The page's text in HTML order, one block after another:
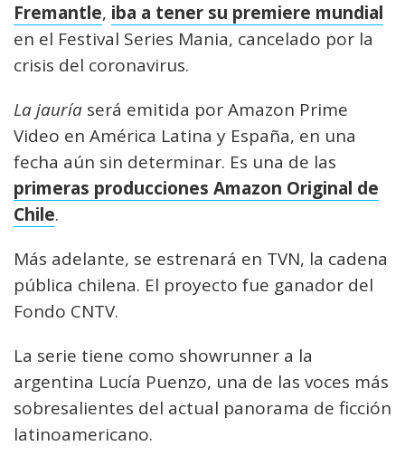
Fremantle, iba a tener su premiere mundial
en el Festival Series Mania, cancelado por la
crisis del coronavirus.
La jauría será emitida por Amazon Prime
Video en América Latina y España, en una
fecha aún sin determinar. Es una de las
primeras producciones Amazon Original de
Chile.
Más adelante, se estrenará en TVN, la cadena
pública chilena. El proyecto fue ganador del
Fondo CNTV.
La serie tiene como showrunner a la
argentina Lucía Puenzo, una de las voces más
sobresalientes del actual panorama de ficción
latinoamericano.